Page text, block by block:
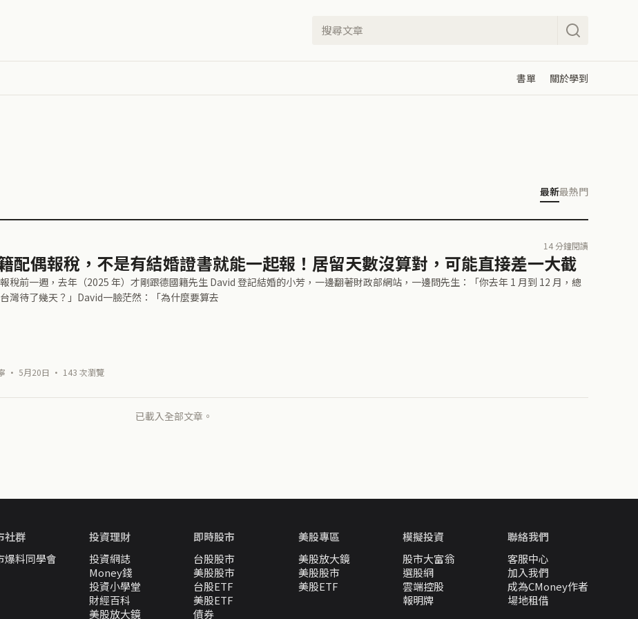
書單 關於學到
最新最熱門
14 分鐘閱讀
配偶報稅，不是有結婚證書就能一起報！居留天數沒算對，可能直接差一大截
稅前一週，去年（2025 年）才剛跟德國籍先生 David 登記結婚的小芳，一邊翻著財政部網站，一邊問先生：「你去年 1 月到 12 月，總
灣待了幾天？」David一臉茫然：「為什麼要算去
· 5月20日 · 143 次瀏覽
已載入全部文章。
社群
爆料同學會
投資理財
投資網誌
Money錢
投資小學堂
財經百科
美股放大鏡
即時股市
台股股市
美股股市
台股ETF
美股ETF
債券
美股專區
美股放大鏡
美股股市
美股ETF
模擬投資
股市大富翁
選股網
雲端控股
報明牌
聯絡我們
客服中心
加入我們
成為CMoney作者
場地租借